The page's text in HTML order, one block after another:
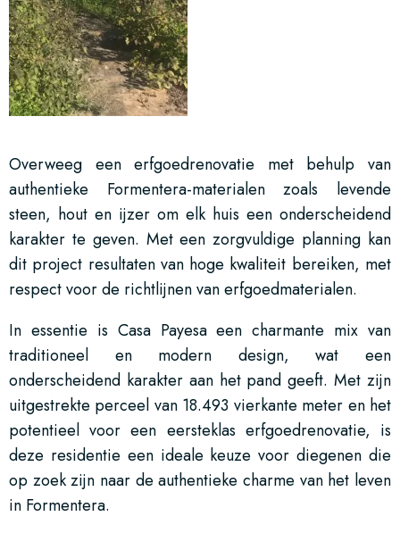
Overweeg een erfgoedrenovatie met behulp van
authentieke Formentera-materialen zoals levende
steen, hout en ijzer om elk huis een onderscheidend
karakter te geven. Met een zorgvuldige planning kan
dit project resultaten van hoge kwaliteit bereiken, met
respect voor de richtlijnen van erfgoedmaterialen.
In essentie is Casa Payesa een charmante mix van
traditioneel en modern design, wat een
onderscheidend karakter aan het pand geeft. Met zijn
uitgestrekte perceel van 18.493 vierkante meter en het
potentieel voor een eersteklas erfgoedrenovatie, is
deze residentie een ideale keuze voor diegenen die
op zoek zijn naar de authentieke charme van het leven
in Formentera.